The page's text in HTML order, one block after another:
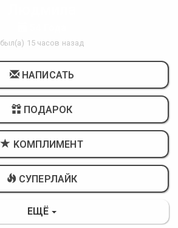
был(а) 15 часов назад
НАПИСАТЬ
ПОДАРОК
KОМПЛИМЕНТ
СУПЕРЛАЙК
ЕЩЁ